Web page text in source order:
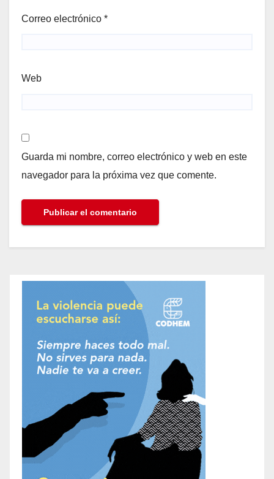
Correo electrónico *
Web
Guarda mi nombre, correo electrónico y web en este
navegador para la próxima vez que comente.